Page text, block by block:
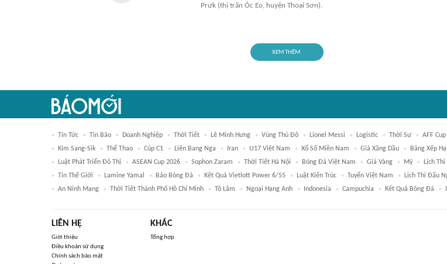
Prưk (thị trấn Óc Eo, huyện Thoại Sơn).
XEM THÊM
Tin Tức Tin Bão Doanh Nghiệp Thời Tiết Lê Minh Hưng Vùng Thủ Đô Lionel Messi Logistic Thời Sự AFF
Kim Sang-Sik
Thể Thao Cúp C1 Liên Bang Nga Iran U17 Việt Nam Xổ Số Miền Nam Giá Xăng Dầu Bảng Xếp
Luật Phát Triển Đô Thị
ASEAN Cup 2026 Sophon Zaram Thời Tiết Hà Nội Bóng Đá Việt Nam Giá Vàng Mỹ Lịch
Tin Thế Giới
Lamine Yamal Báo Bóng Đá Kết Quả Vietlott Power 6/55 Luật Kiến Trúc Tuyển Việt Nam Lịch Thi Đấu
An Ninh Mạng
Thời Tiết Thành Phố Hồ Chí Minh Tô Lâm Ngoại Hạng Anh Indonesia Campuchia Kết Quả Bóng Đá
LIÊN HỆ
Giới thiệu
Điều khoản sử dụng
Chính sách bảo mật
KHÁC
Tổng hợp